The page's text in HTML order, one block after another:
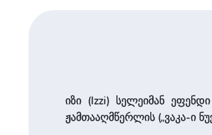
იზი (Izzi) სელეიმან
ჟამთააღმწერლის („ვაკა-ი